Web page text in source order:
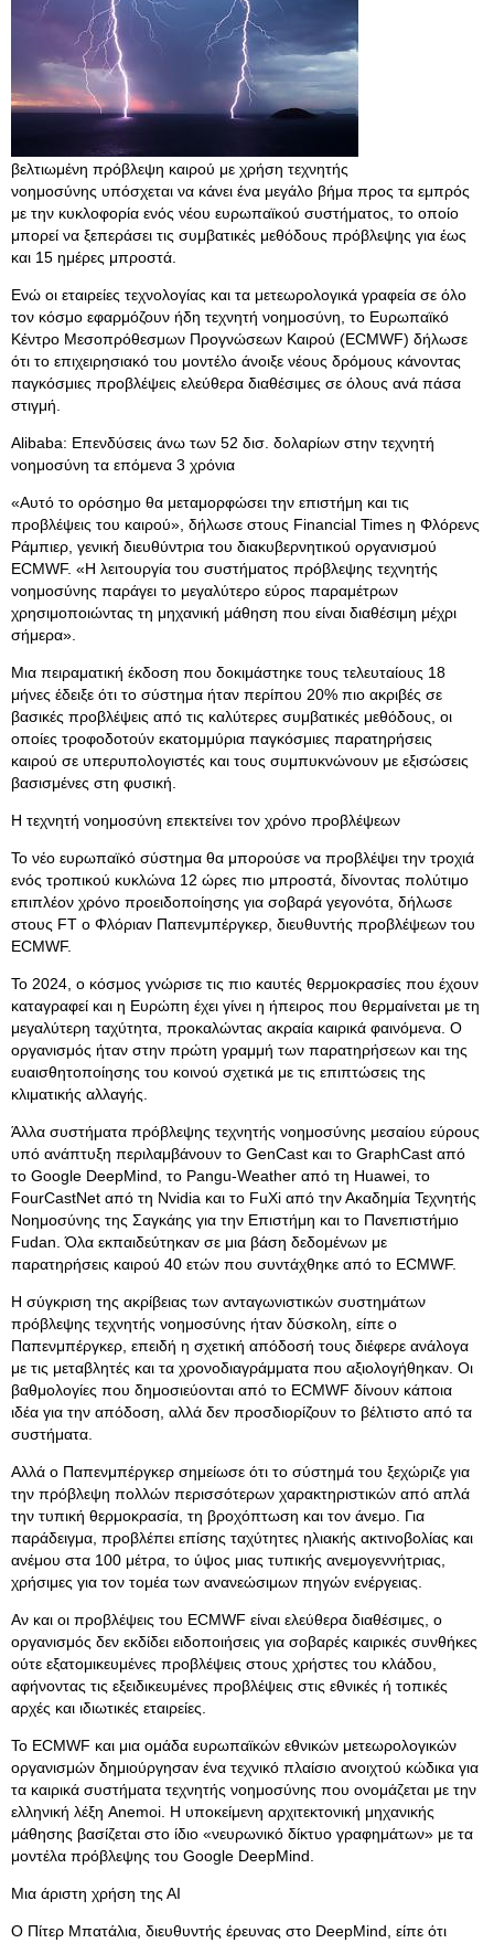
βελτιωμένη πρόβλεψη καιρού με χρήση τεχνητής
νοημοσύνης υπόσχεται να κάνει ένα μεγάλο βήμα προς τα εμπρός
με την κυκλοφορία ενός νέου ευρωπαϊκού συστήματος, το οποίο
μπορεί να ξεπεράσει τις συμβατικές μεθόδους πρόβλεψης για έως
και 15 ημέρες μπροστά.
Ενώ οι εταιρείες τεχνολογίας και τα μετεωρολογικά γραφεία σε όλο
τον κόσμο εφαρμόζουν ήδη τεχνητή νοημοσύνη, το Ευρωπαϊκό
Κέντρο Μεσοπρόθεσμων Προγνώσεων Καιρού (ECMWF) δήλωσε
ότι το επιχειρησιακό του μοντέλο άνοιξε νέους δρόμους κάνοντας
παγκόσμιες προβλέψεις ελεύθερα διαθέσιμες σε όλους ανά πάσα
στιγμή.
Alibaba: Επενδύσεις άνω των 52 δισ. δολαρίων στην τεχνητή
νοημοσύνη τα επόμενα 3 χρόνια
«Αυτό το ορόσημο θα μεταμορφώσει την επιστήμη και τις
προβλέψεις του καιρού», δήλωσε στους Financial Times η Φλόρενς
Ράμπιερ, γενική διευθύντρια του διακυβερνητικού οργανισμού
ECMWF. «Η λειτουργία του συστήματος πρόβλεψης τεχνητής
νοημοσύνης παράγει το μεγαλύτερο εύρος παραμέτρων
χρησιμοποιώντας τη μηχανική μάθηση που είναι διαθέσιμη μέχρι
σήμερα».
Μια πειραματική έκδοση που δοκιμάστηκε τους τελευταίους 18
μήνες έδειξε ότι το σύστημα ήταν περίπου 20% πιο ακριβές σε
βασικές προβλέψεις από τις καλύτερες συμβατικές μεθόδους, οι
οποίες τροφοδοτούν εκατομμύρια παγκόσμιες παρατηρήσεις
καιρού σε υπερυπολογιστές και τους συμπυκνώνουν με εξισώσεις
βασισμένες στη φυσική.
Η τεχνητή νοημοσύνη επεκτείνει τον χρόνο προβλέψεων
Το νέο ευρωπαϊκό σύστημα θα μπορούσε να προβλέψει την τροχιά
ενός τροπικού κυκλώνα 12 ώρες πιο μπροστά, δίνοντας πολύτιμο
επιπλέον χρόνο προειδοποίησης για σοβαρά γεγονότα, δήλωσε
στους FT ο Φλόριαν Παπενμπέργκερ, διευθυντής προβλέψεων του
ECMWF.
Το 2024, ο κόσμος γνώρισε τις πιο καυτές θερμοκρασίες που έχουν
καταγραφεί και η Ευρώπη έχει γίνει η ήπειρος που θερμαίνεται με τη
μεγαλύτερη ταχύτητα, προκαλώντας ακραία καιρικά φαινόμενα. Ο
οργανισμός ήταν στην πρώτη γραμμή των παρατηρήσεων και της
ευαισθητοποίησης του κοινού σχετικά με τις επιπτώσεις της
κλιματικής αλλαγής.
Άλλα συστήματα πρόβλεψης τεχνητής νοημοσύνης μεσαίου εύρους
υπό ανάπτυξη περιλαμβάνουν το GenCast και το GraphCast από
το Google DeepMind, το Pangu-Weather από τη Huawei, το
FourCastNet από τη Nvidia και το FuXi από την Ακαδημία Τεχνητής
Νοημοσύνης της Σαγκάης για την Επιστήμη και το Πανεπιστήμιο
Fudan. Όλα εκπαιδεύτηκαν σε μια βάση δεδομένων με
παρατηρήσεις καιρού 40 ετών που συντάχθηκε από το ECMWF.
Η σύγκριση της ακρίβειας των ανταγωνιστικών συστημάτων
πρόβλεψης τεχνητής νοημοσύνης ήταν δύσκολη, είπε ο
Παπενμπέργκερ, επειδή η σχετική απόδοσή τους διέφερε ανάλογα
με τις μεταβλητές και τα χρονοδιαγράμματα που αξιολογήθηκαν. Οι
βαθμολογίες που δημοσιεύονται από το ECMWF δίνουν κάποια
ιδέα για την απόδοση, αλλά δεν προσδιορίζουν το βέλτιστο από τα
συστήματα.
Αλλά ο Παπενμπέργκερ σημείωσε ότι το σύστημά του ξεχώριζε για
την πρόβλεψη πολλών περισσότερων χαρακτηριστικών από απλά
την τυπική θερμοκρασία, τη βροχόπτωση και τον άνεμο. Για
παράδειγμα, προβλέπει επίσης ταχύτητες ηλιακής ακτινοβολίας και
ανέμου στα 100 μέτρα, το ύψος μιας τυπικής ανεμογεννήτριας,
χρήσιμες για τον τομέα των ανανεώσιμων πηγών ενέργειας.
Αν και οι προβλέψεις του ECMWF είναι ελεύθερα διαθέσιμες, ο
οργανισμός δεν εκδίδει ειδοποιήσεις για σοβαρές καιρικές συνθήκες
ούτε εξατομικευμένες προβλέψεις στους χρήστες του κλάδου,
αφήνοντας τις εξειδικευμένες προβλέψεις στις εθνικές ή τοπικές
αρχές και ιδιωτικές εταιρείες.
Το ECMWF και μια ομάδα ευρωπαϊκών εθνικών μετεωρολογικών
οργανισμών δημιούργησαν ένα τεχνικό πλαίσιο ανοιχτού κώδικα για
τα καιρικά συστήματα τεχνητής νοημοσύνης που ονομάζεται με την
ελληνική λέξη Anemoi. Η υποκείμενη αρχιτεκτονική μηχανικής
μάθησης βασίζεται στο ίδιο «νευρωνικό δίκτυο γραφημάτων» με τα
μοντέλα πρόβλεψης του Google DeepMind.
Μια άριστη χρήση της ΑΙ
Ο Πίτερ Μπατάλια, διευθυντής έρευνας στο DeepMind, είπε ότι